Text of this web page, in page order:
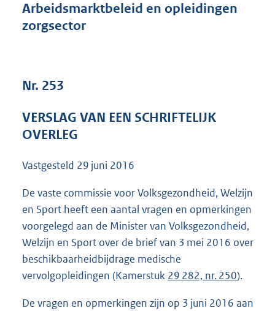
s
:
Arbeidsmarktbeleid en opleidingen
zorgsector
Nr. 253
VERSLAG VAN EEN SCHRIFTELIJK
OVERLEG
Vastgesteld 29 juni 2016
De vaste commissie voor Volksgezondheid, Welzijn
en Sport heeft een aantal vragen en opmerkingen
voorgelegd aan de Minister van Volksgezondheid,
Welzijn en Sport over de brief van 3 mei 2016 over
beschikbaarheidbijdrage medische
vervolgopleidingen (Kamerstuk 29 282, nr. 250).
De vragen en opmerkingen zijn op 3 juni 2016 aan